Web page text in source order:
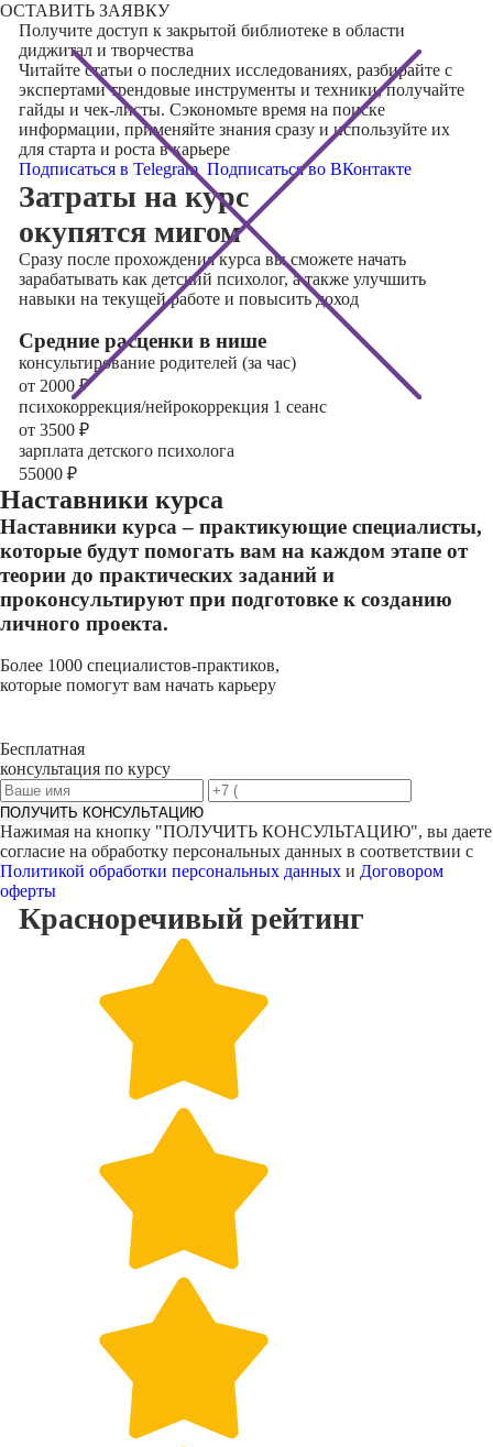
ОСТАВИТЬ ЗАЯВКУ
Получите доступ к закрытой библиотекев области
диджитал и творчества
Читайте статьи о последних исследованиях, разбирайте с
экспертами трендовые инструменты и техники, получайте
гайды и чек-листы. Сэкономьте время на поиске
информации, применяйте знания сразу и используйте их
для старта и роста в карьере
Подписаться в Telegram Подписаться во ВКонтакте
Затраты на курс
окупятся мигом
Сразу после прохождения курса вы сможете начать
зарабатывать как детский психолог, а также улучшить
навыки на текущей работе и повысить доход
Cредние расценки в нише
консультирование родителей (за час)
от 2000₽
психокоррекция/нейрокоррекция 1 сеанс
от 3500 ₽
зарплата детского психолога
55000 ₽
Наставники курса
Наставники курса – практикующие специалисты,
которые будут помогать вам на каждом этапе от
теории до практических заданий и
проконсультируют при подготовке к созданию
личного проекта.
Более 1000 специалистов-практиков,
которые помогут вам начать карьеру
Бесплатная
консультация по курсу
ПОЛУЧИТЬ КОНСУЛЬТАЦИЮ
Нажимая на кнопку "ПОЛУЧИТЬ КОНСУЛЬТАЦИЮ", вы даете
согласие на обработку персональных данных в соответствии с
Политикой обработки персональных данных и Договором
оферты
Красноречивый рейтинг